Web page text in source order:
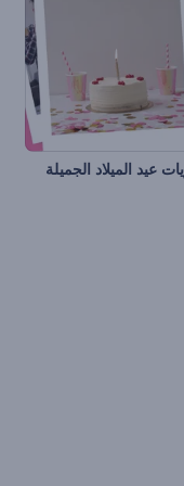
عيد الميلاد الجميلة